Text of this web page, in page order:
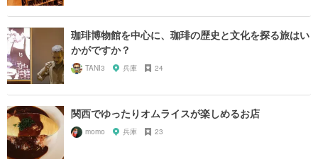
珈琲博物館を中心に、珈琲の歴史と文化を探る旅はい
かがですか？
TANI3 兵庫 24
関西でゆったりオムライスが楽しめるお店
momo 兵庫 23